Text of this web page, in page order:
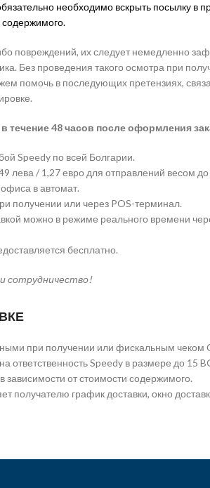
необходимо вскрыть посылку в
содержимого.
повреждений, их следует немедленно
Без проведения такого осмотра при
помочь в последующих претензиях,
течение 48 часов после оформления
Speedy по всей Болгарии.
лева / 1,27 евро для отправлений весом до
в автомат.
получении или через POS-терминал.
можно в режиме реального времени
бесплатно.
сотрудничество!
при получении или фискальным чеком
ответственность Speedy в размере до 15
зависимости от стоимости содержимого.
получателю график доставки, окно